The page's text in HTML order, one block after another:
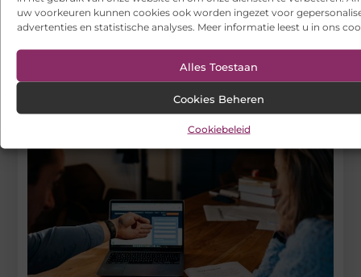
uw voorkeuren kunnen cookies ook worden ingezet voor
advertenties en statistische analyses. Meer informatie leest u in ons
Alles Toestaan
Cookies Beheren
Cookiebeleid
Stuur ons een bericht